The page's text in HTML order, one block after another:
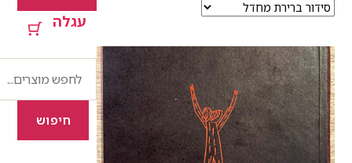
עגלה
חיפוש
חיפוש